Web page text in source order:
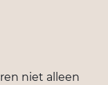
niet alleen